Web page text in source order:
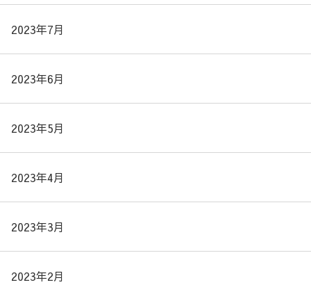
2023年7月
2023年6月
2023年5月
2023年4月
2023年3月
2023年2月